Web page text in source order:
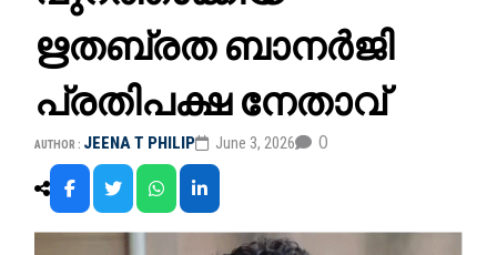
ഋതബ്രത ബാനർജി
പ്രതിപക്ഷ നേതാവ്
AUTHOR : JEENA T PHILIP June 3, 2026 0